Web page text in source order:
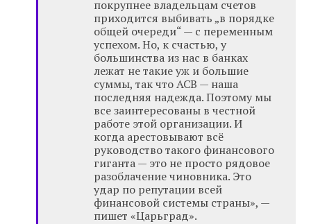
покрупнее владельцам счетов
приходится выбивать „в порядке
общей очереди“ — с переменным
успехом. Но, к счастью, у
большинства из нас в банках
лежат не такие уж и большие
суммы, так что АСВ — наша
последняя надежда. Поэтому мы
все заинтересованы в честной
работе этой организации. И
когда арестовывают всё
руководство такого финансового
гиганта — это не просто рядовое
разоблачение чиновника. Это
удар по репутации всей
финансовой системы страны», —
пишет «Царьград».